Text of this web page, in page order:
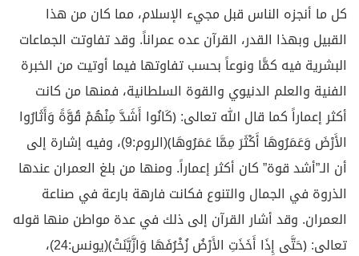
كل ما أنجزه الناس قبل مجيء الإسلام، مما كان من هذا
القبيل وبهذا القدر، القرآن عده عمراناً. وقد تفاوتت الجماعات
البشرية فيه كمًّا ونوعاً بحسب تفاوتها فيما أوتيت من الخبرة
الفنية والعلم الدنيوي والقوة السلطانية، فمنها من كانت
أكثر إعماراً كما قال الله تعالى: ﴿كَانُوا أَشَدَّ مِنْهُمْ قُوَّةً وَأَثَارُوا
الأَرْضَ وَعَمَرُوهَا أَكْثَرَ مِمَّا عَمَرُوهَا﴾(الروم:9)، وفيه إشارة إلى
أن الـ”أشد قوة” كان أكثر إعماراً. ومنها من بلغ العمران عندها
الذروة في الجمال والتنوع فكانت فارهة بارعة في صناعة
العمران. وقد أشار القرآن إلى ذلك في عدة مواطن منها قوله
تعالى: ﴿حَتَّى إِذَا أَخَذَتِ الأَرْضُ زُخْرُفَهَا وَازَّيَّنَتْ﴾(يونس:24)،